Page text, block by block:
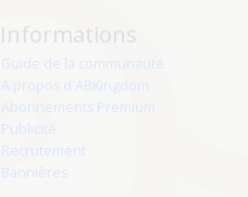
Informations
Guide de la communauté
A propos d'ABKingdom
Abonnements Premium
Publicité
Recrutement
Bannières